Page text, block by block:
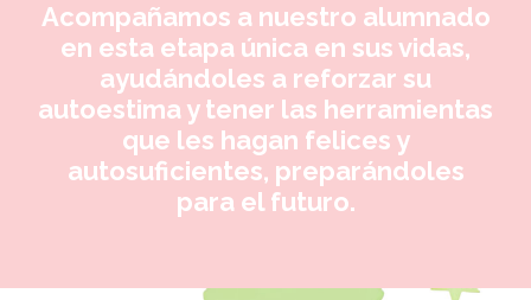
Acompañamos a nuestro alumnado
en esta etapa única en sus vidas,
ayudándoles a reforzar su
autoestima y tener las herramientas
que les hagan felices y
autosuficientes, preparándoles
para el futuro.